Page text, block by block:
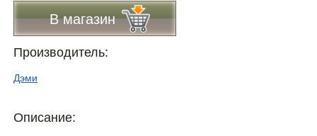
В магазин
Производитель:
Дэми
Описание: